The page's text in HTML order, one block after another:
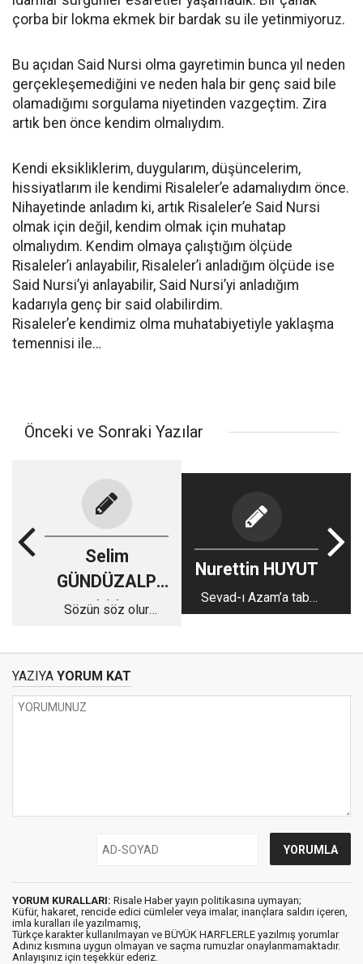
çorba bir lokma ekmek bir bardak su ile yetinmiyoruz.
Bu açıdan Said Nursi olma gayretimin bunca yıl neden
gerçekleşemediğini ve neden hala bir genç said bile
olamadığımı sorgulama niyetinden vazgeçtim. Zira
artık ben önce kendim olmalıydım.
Kendi eksikliklerim, duygularım, düşüncelerim,
hissiyatlarım ile kendimi Risaleler’e adamalıydım önce.
Nihayetinde anladım ki, artık Risaleler’e Said Nursi
olmak için değil, kendim olmak için muhatap
olmalıydım. Kendim olmaya çalıştığım ölçüde
Risaleler’i anlayabilir, Risaleler’i anladığım ölçüde ise
Said Nursi’yi anlayabilir, Said Nursi’yi anladığım
kadarıyla genç bir said olabilirdim.
Risaleler’e kendimiz olma muhatabiyetiyle yaklaşma
temennisi ile…
Önceki ve Sonraki Yazılar
Selim
GÜNDÜZALP
111
Sözün söz olur
Nurettin HUYUT
Sevad-ı Azam’a tabi
olmak
YAZIYA YORUM KAT
YORUM KURALLARI: Risale Haber yayın politikasına uymayan;
Küfür, hakaret, rencide edici cümleler veya imalar, inançlara saldırı içeren,
imla kuralları ile yazılmamış,
Türkçe karakter kullanılmayan ve BÜYÜK HARFLERLE yazılmış yorumlar
Adınız kısmına uygun olmayan ve saçma rumuzlar onaylanmamaktadır.
Anlayışınız için teşekkür ederiz.